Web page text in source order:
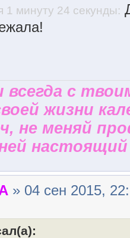
1 минуту 24 секунды:
всегда с
жизни
не меняй
настоящий
» 04 сен 2015,